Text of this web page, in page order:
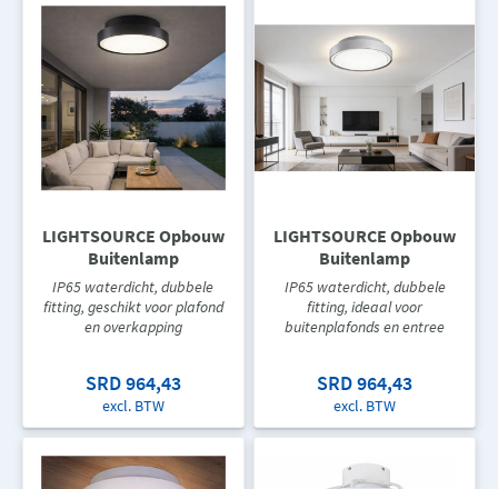
LIGHTSOURCE Opbouw
Buitenlamp
IP65 waterdicht, dubbele
fitting, geschikt voor plafond
en overkapping
SRD 964,43
excl. BTW
LIGHTSOURCE Opbouw
Buitenlamp
IP65 waterdicht, dubbele
fitting, ideaal voor
buitenplafonds en entree
SRD 964,43
excl. BTW